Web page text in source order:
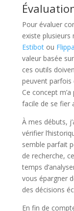
Pour évaluer
existe plusieurs
Estibotou Flippa
valeur basée
ces outils
peuvent
Ce concept
facile de se fier
À mes débuts,
vérifier
semble parfait
de recherche,
temps
vous épargner
des décisions
En fin de